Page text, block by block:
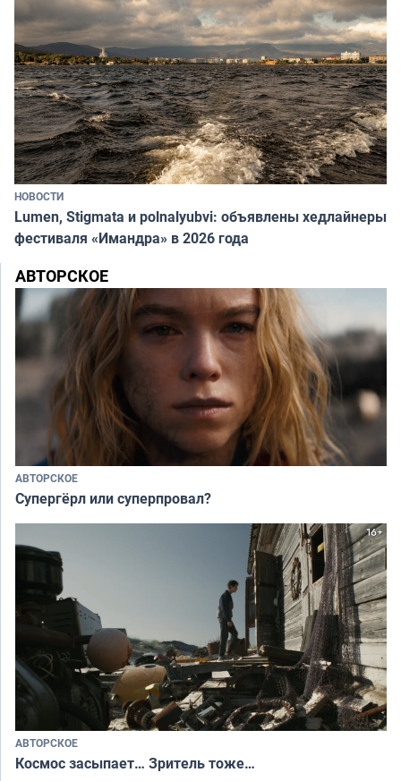
НОВОСТИ
Lumen, Stigmata и polnalyubvi: объявлены хедлайнеры
фестиваля «Имандра» в 2026 года
АВТОРСКОЕ
АВТОРСКОЕ
Супергёрл или суперпровал?
АВТОРСКОЕ
Космос засыпает… Зритель тоже…